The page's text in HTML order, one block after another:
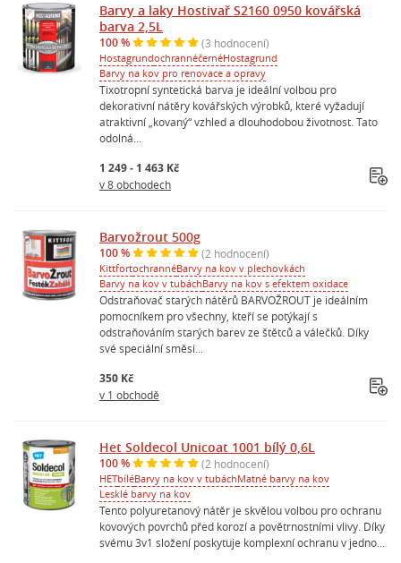
Barvy a laky Hostivař S2160 0950 kovářská
barva 2,5L
100 % (3 hodnocení)
HostagrundochrannéčernéHostagrund
Barvy na kov pro renovace a opravy
Tixotropní syntetická barva je ideální volbou pro
dekorativní nátěry kovářských výrobků, které vyžadují
atraktivní „kovaný“ vzhled a dlouhodobou životnost. Tato
odolná...
1 249 - 1 463 Kč
v 8 obchodech
Barvožrout 500g
100 % (2 hodnocení)
KittfortochrannéBarvy na kov v plechovkách
Barvy na kov v tubáchBarvy na kov s efektem oxidace
Odstraňovač starých nátěrů BARVOŽROUT je ideálním
pomocníkem pro všechny, kteří se potýkají s
odstraňováním starých barev ze štětců a válečků. Díky
své speciální směsi...
350 Kč
v 1 obchodě
Het Soldecol Unicoat 1001 bílý 0,6L
100 % (2 hodnocení)
HETbíléBarvy na kov v tubáchMatné barvy na kov
Lesklé barvy na kov
Tento polyuretanový nátěr je skvělou volbou pro ochranu
kovových povrchů před korozí a povětrnostními vlivy. Díky
svému 3v1 složení poskytuje komplexní ochranu v jedno...